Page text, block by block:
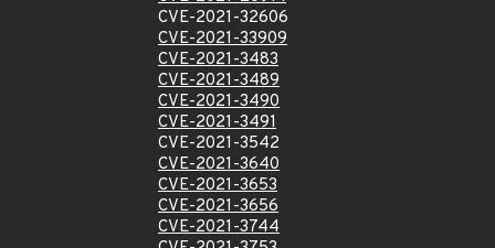
CVE-2021-32606
CVE-2021-33909
CVE-2021-3483
CVE-2021-3489
CVE-2021-3490
CVE-2021-3491
CVE-2021-3542
CVE-2021-3640
CVE-2021-3653
CVE-2021-3656
CVE-2021-3744